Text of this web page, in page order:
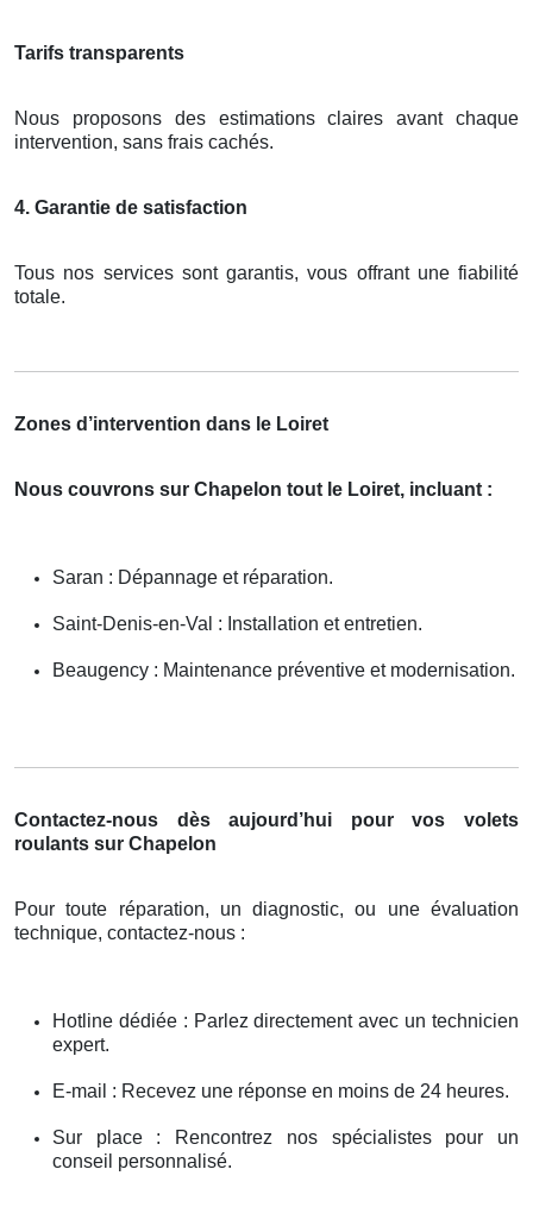
Tarifs transparents
Nous proposons des estimations claires avant chaque
intervention, sans frais cachés.
4. Garantie de satisfaction
Tous nos services sont garantis, vous offrant une fiabilité
totale.
Zones d’intervention dans le Loiret
Nous couvrons sur Chapelon tout le Loiret, incluant :
Saran : Dépannage et réparation.
Saint-Denis-en-Val : Installation et entretien.
Beaugency : Maintenance préventive et modernisation.
Contactez-nous dès aujourd’hui pour vos volets
roulants sur Chapelon
Pour toute réparation, un diagnostic, ou une évaluation
technique, contactez-nous :
Hotline dédiée : Parlez directement avec un technicien
expert.
E-mail : Recevez une réponse en moins de 24 heures.
Sur place : Rencontrez nos spécialistes pour un
conseil personnalisé.